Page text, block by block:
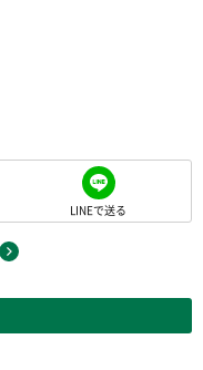
LINEで送る